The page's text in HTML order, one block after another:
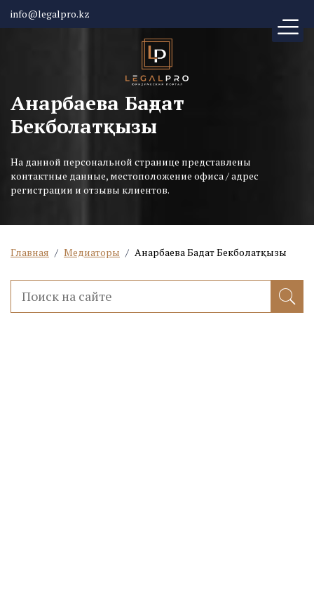
info@legalpro.kz
Анарбаева Бағдат
Бекболатқызы
На данной персональной странице представлены
контактные данные, местоположение офиса / адрес
регистрации и отзывы клиентов.
Главная / Медиаторы / Анарбаева Бағдат Бекболатқызы